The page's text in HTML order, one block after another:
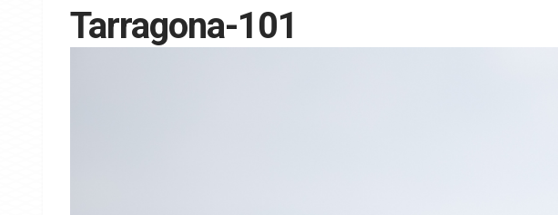
Tarragona-101